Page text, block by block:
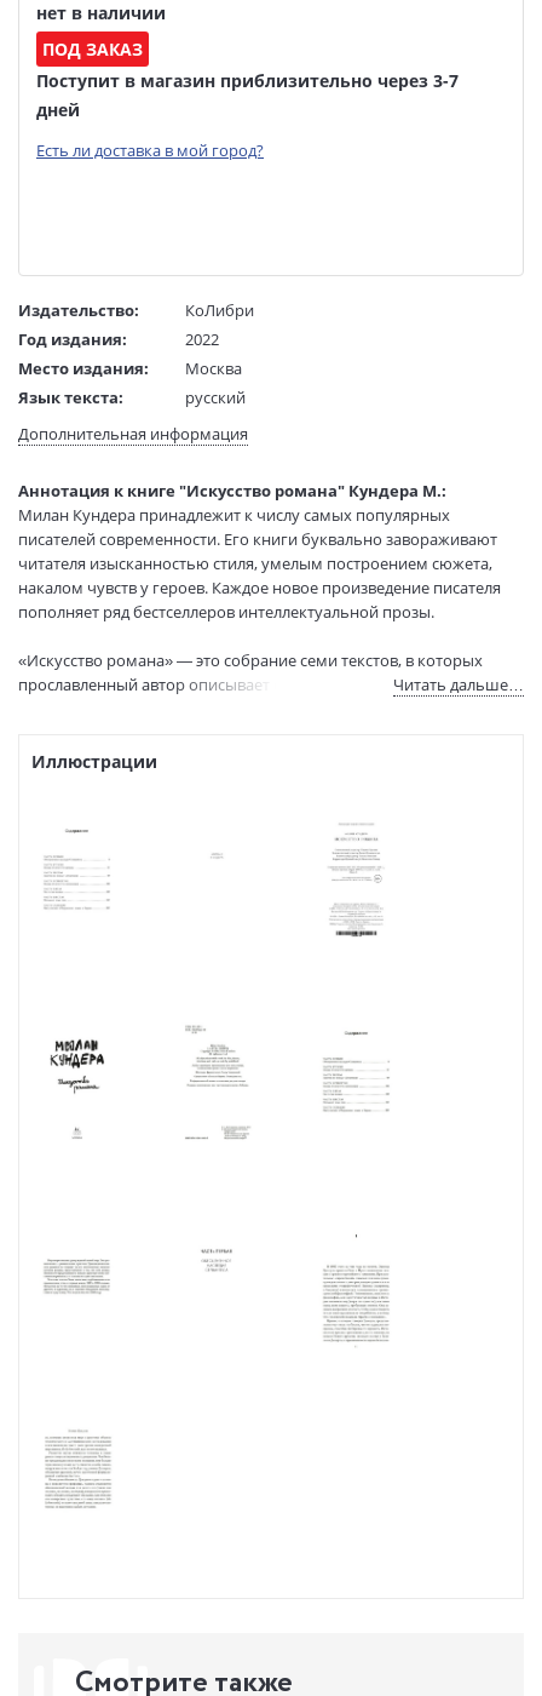
нет в наличии
ПОД ЗАКАЗ
Поступит в магазин приблизительно через 3-7
дней
Есть ли доставка в мой город?
Издательство:
КоЛибри
Год издания:
2022
Место издания:
Москва
Язык текста:
русский
Язык оригинала:
французский
Тип обложки:
Гибкая обложка
Формат:
84х108 1/32
Размеры в мм
(ДхШхВ):
200x130x10
Вес:
230 гр.
Страниц:
224
2000 экз.
Код товара:
50062731
В продаже с:
Дополнительная информация
Аннотация к книге "Искусство романа" Кундера М.:
Милан Кундера принадлежит к числу самых популярных
писателей современности. Его книги буквально завораживают
читателя изысканностью стиля, умелым построением сюжета,
накалом чувств у героев. Каждое новое произведение писателя
пополняет ряд бестселлеров интеллектуальной прозы.
«Искусство романа» — это собрание семи текстов, в которых
прославленный автор описывает свою личную концепцию
романа» Милана Кундеры: это Рабле, Сервантес, Стерн, Дидро,
Читать дальше…
Иллюстрации
Смотрите также